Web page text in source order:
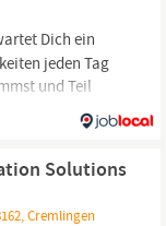
Dich ein
jeden Tag
und Teil
Dich jetzt!” –
Du tun wirst
Solutions
Cremlingen